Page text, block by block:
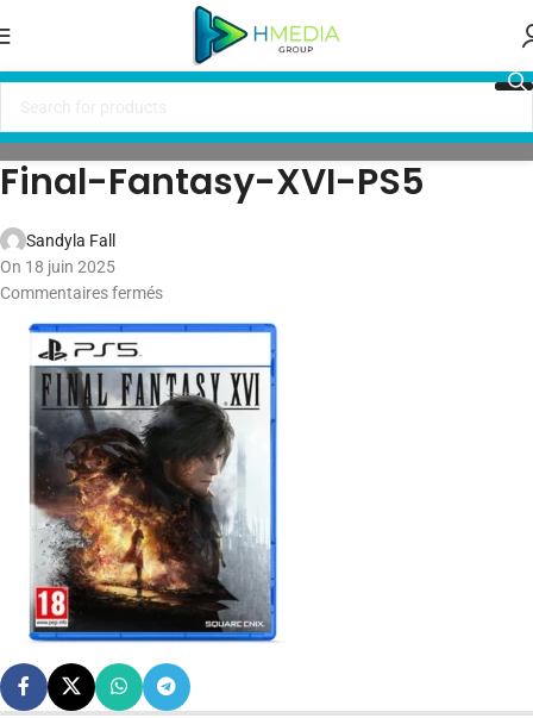
Final-Fantasy-XVI-PS5
Sandyla Fall
On 18 juin 2025
Commentaires fermés